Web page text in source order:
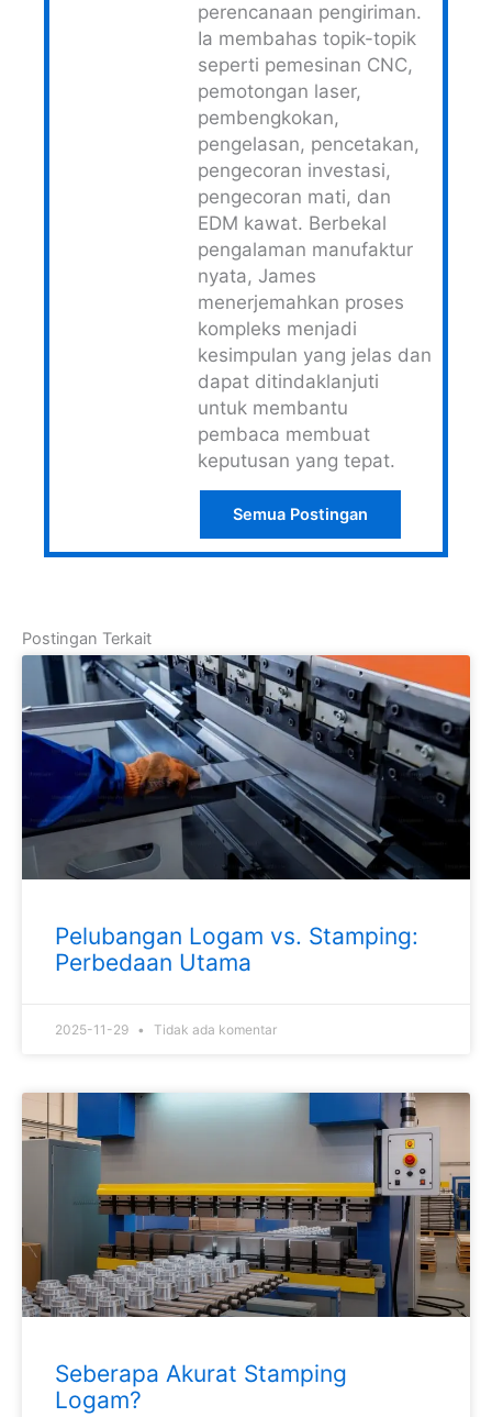
perencanaan pengiriman.
Ia membahas topik-topik
seperti pemesinan CNC,
pemotongan laser,
pembengkokan,
pengelasan, pencetakan,
pengecoran investasi,
pengecoran mati, dan
EDM kawat. Berbekal
pengalaman manufaktur
nyata, James
menerjemahkan proses
kompleks menjadi
kesimpulan yang jelas dan
dapat ditindaklanjuti
untuk membantu
pembaca membuat
keputusan yang tepat.
Semua Postingan
Postingan Terkait
Pelubangan Logam vs. Stamping:
Perbedaan Utama
2025-11-29 Tidak ada komentar
Seberapa Akurat Stamping
Logam?